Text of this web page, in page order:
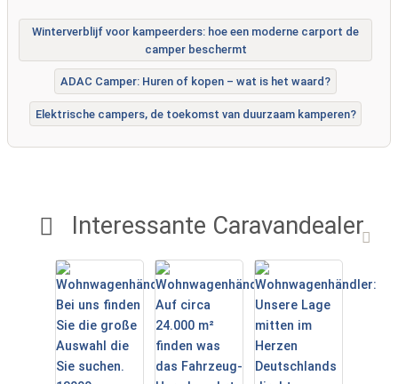
Interessante Caravandealer
Winterverblijf voor kampeerders: hoe een moderne carport de
camper beschermt
ADAC Camper: Huren of kopen – wat is het waard?
Elektrische campers, de toekomst van duurzaam kamperen?